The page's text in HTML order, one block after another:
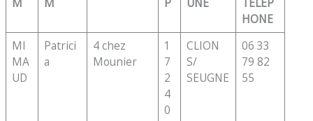
HONE
MI
MA
UD
Patrici
a
4 chez
Mounier
1
7
2
4
0
CLION
S/
SEUGNE
06 33
79 82
55